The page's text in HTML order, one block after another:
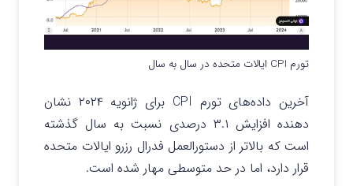
تورم CPI ایالات متحده در سال به سال
آخرین داده‌های تورم CPI برای ژانویه ۲۰۲۴ نشان
دهنده افزایش ۳.۱ درصدی نسبت به سال گذشته
است که بالاتر از دستورالعمل فدرال رزرو ایالات متحده
قرار دارد، اما در حد متوسطی مهار شده است.